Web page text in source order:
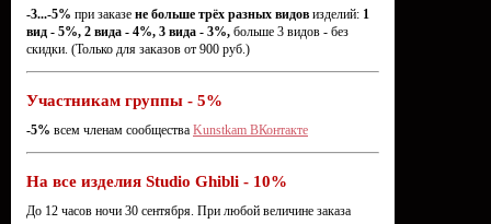
-3...-5% при заказе не больше трёх разных видов изделий: 1
вид - 5%, 2 вида - 4%, 3 вида - 3%, больше 3 видов - без
скидки. (Только для заказов от 900 руб.)
Участникам группы - 5%
-5% всем членам сообщества Kunstkam ВКонтакте
На все изделия Studio Ghibli - 10%
До 12 часов ночи 30 сентября. При любой величине заказа